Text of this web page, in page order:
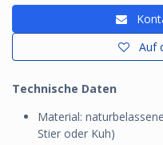
Auf
Technische Daten
Material:
Stier oder Kuh)